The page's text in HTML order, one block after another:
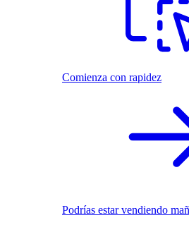
Comienza con rapidez
Podrías estar vendiendo